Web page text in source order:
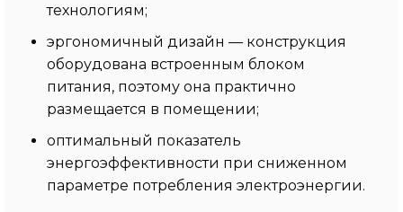
технологиям;
эргономичный дизайн — конструкция
оборудована встроенным блоком
питания, поэтому она практично
размещается в помещении;
оптимальный показатель
энергоэффективности при сниженном
параметре потребления электроэнергии.